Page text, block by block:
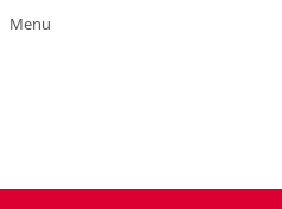
Menu